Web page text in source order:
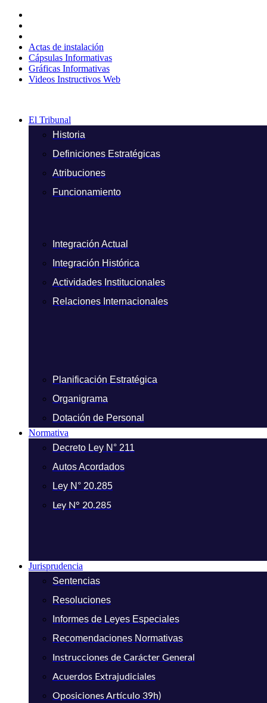
contenido
Actas de instalación
Cápsulas Informativas
Gráficas Informativas
Videos Instructivos Web
El Tribunal
Historia
Definiciones Estratégicas
Atribuciones
Funcionamiento
Integración Actual
Integración Histórica
Actividades Institucionales
Relaciones Internacionales
Planificación Estratégica
Organigrama
Dotación de Personal
Normativa
Decreto Ley N° 211
Autos Acordados
Ley N° 20.285
Ley N° 20.285
Jurisprudencia
Sentencias
Resoluciones
Informes de Leyes Especiales
Recomendaciones Normativas
Instrucciones de Carácter General
Acuerdos Extrajudiciales
Oposiciones Artículo 39h)